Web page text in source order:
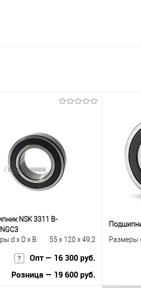
NSK 3311 B-
d x D x B
55 x 120 x 49,2
Опт — 16 300 руб.
Розница — 19 600 руб.
Размеры